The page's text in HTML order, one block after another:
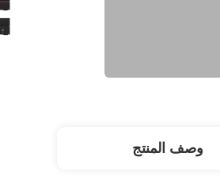
وصف المنتج